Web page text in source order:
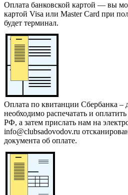
Оплата банковской картой — вы
картой Visa или Master Card при
будет терминал.
Оплата по квитанции Сбербанка –
необходимо распечатать и
РФ, а затем прислать нам на
info@clubsadovodov.ru
документа об оплате.